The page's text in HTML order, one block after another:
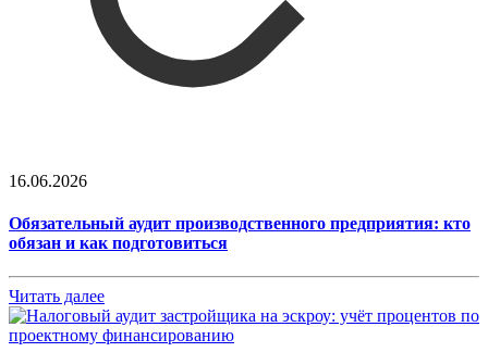
16.06.2026
Обязательный аудит производственного предприятия: кто
обязан и как подготовиться
Читать далее